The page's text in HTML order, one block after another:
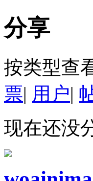
分享
按类型查
票| 用户|
现在还没